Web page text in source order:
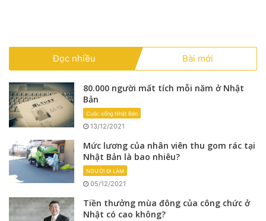
Đọc nhiều Bài mới
80.000 người mất tích mỗi năm ở Nhật
Bản
Cuộc sống Nhật Bản
13/12/2021
Mức lương của nhân viên thu gom rác tại
Nhật Bản là bao nhiêu?
NGƯỜI ĐI LÀM
05/12/2021
Tiền thưởng mùa đông của công chức ở
Nhật có cao không?